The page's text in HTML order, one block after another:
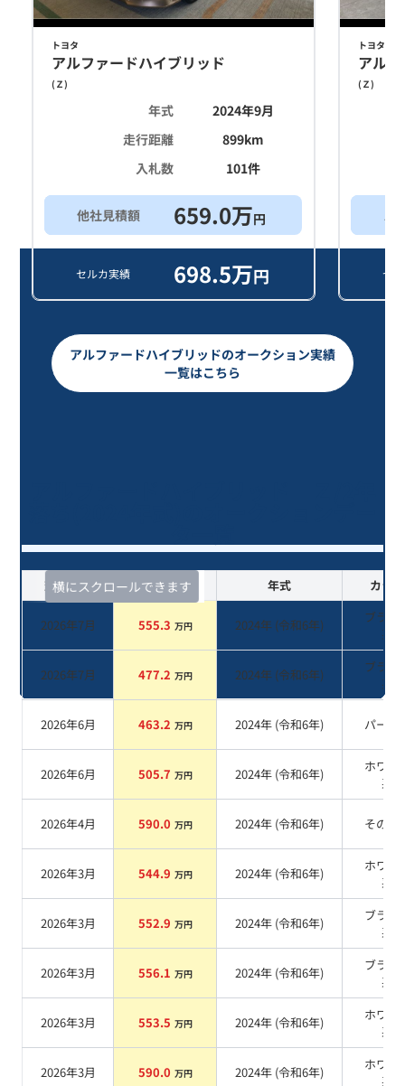
トヨタ
アルファードハイブリッド
( Ｚ)
年式
2024年9月
走行距離
899km
入札数
101件
他社見積額 659.0万円
セルカ実績 698.5万円
トヨタ
アル
( Ｚ)
ス
セ
アルファードハイブリッドのオークション実績
一覧はこちら
横にスクロールできます
査定時期 セルカ実績 年式 カラー
2026年7月 555.3 万円 2024年 (令和6年)
ブラッ
系
2026年7月 477.2 万円 2024年 (令和6年)
ブラウ
系
2026年6月 463.2 万円 2024年 (令和6年) パール
2026年6月 505.7 万円 2024年 (令和6年)
ホワイ
系
2026年4月 590.0 万円 2024年 (令和6年) その他
2026年3月 544.9 万円 2024年 (令和6年)
ホワイ
系
2026年3月 552.9 万円 2024年 (令和6年)
ブラッ
系
2026年3月 556.1 万円 2024年 (令和6年)
ブラッ
系
2026年3月 553.5 万円 2024年 (令和6年)
ホワイ
系
2026年3月 590.0 万円 2024年 (令和6年)
ホワイ
系